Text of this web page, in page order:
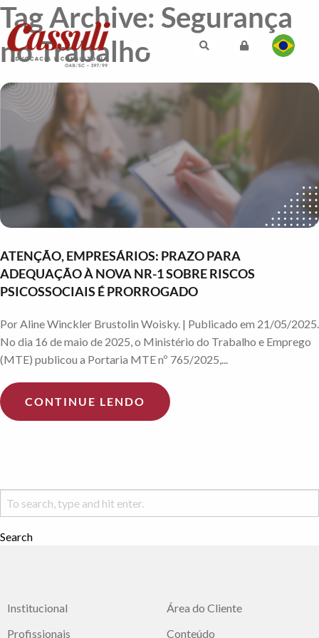
Tag Archive: Segurança
no Trabalho
ATENÇÃO, EMPRESÁRIOS: PRAZO PARA
ADEQUAÇÃO À NOVA NR-1 SOBRE RISCOS
PSICOSSOCIAIS É PRORROGADO
Por Aline Winckler Brustolin Woisky. | Publicado em 21/05/2025.
No dia 16 de maio de 2025, o Ministério do Trabalho e Emprego
(MTE) publicou a Portaria MTE nº 765/2025,...
CONTINUE LENDO
Search
Institucional
Profissionais
Área do Cliente
Conteúdo